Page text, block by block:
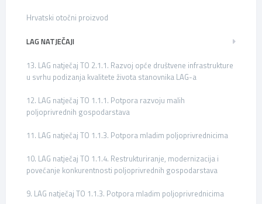
Hrvatski otočni proizvod
LAG NATJEČAJI
13. LAG natječaj TO 2.1.1. Razvoj opće društvene infrastrukture
u svrhu podizanja kvalitete života stanovnika LAG-a
12. LAG natječaj TO 1.1.1. Potpora razvoju malih
poljoprivrednih gospodarstava
11. LAG natječaj TO 1.1.3. Potpora mladim poljoprivrednicima
10. LAG natječaj TO 1.1.4. Restrukturiranje, modernizacija i
povećanje konkurentnosti poljoprivrednih gospodarstava
9. LAG natječaj TO 1.1.3. Potpora mladim poljoprivrednicima